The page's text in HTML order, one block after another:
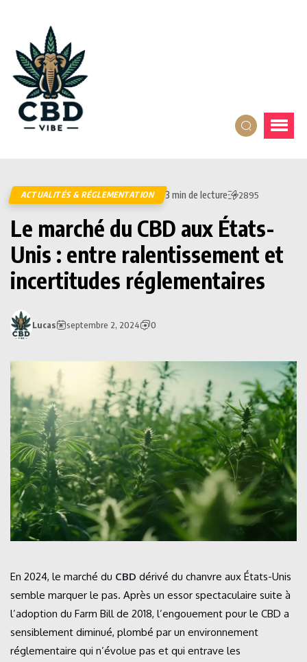
ACTUALITÉS & RÉGLEMENTATION 3 min de lecture 2895
Le marché du CBD aux États-
Unis : entre ralentissement et
incertitudes réglementaires
Lucas septembre 2, 2024 0
En 2024, le marché du CBD dérivé du chanvre aux États-Unis
semble marquer le pas. Après un essor spectaculaire suite à
l’adoption du Farm Bill de 2018, l’engouement pour le CBD a
sensiblement diminué, plombé par un environnement
réglementaire qui n’évolue pas et qui entrave les